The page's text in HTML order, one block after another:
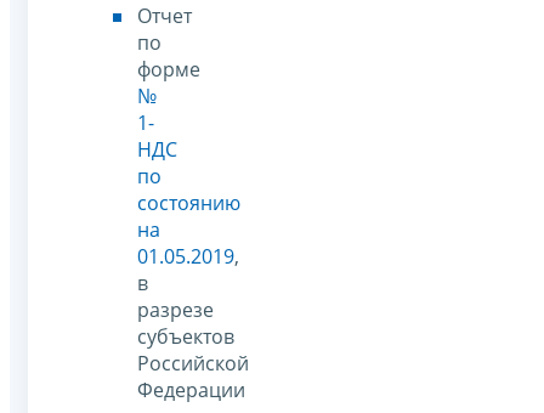
Отчет
по
форме
№
1-
НДС
по
состоянию
на
01.05.2019,
в
разрезе
субъектов
Российской
Федерации